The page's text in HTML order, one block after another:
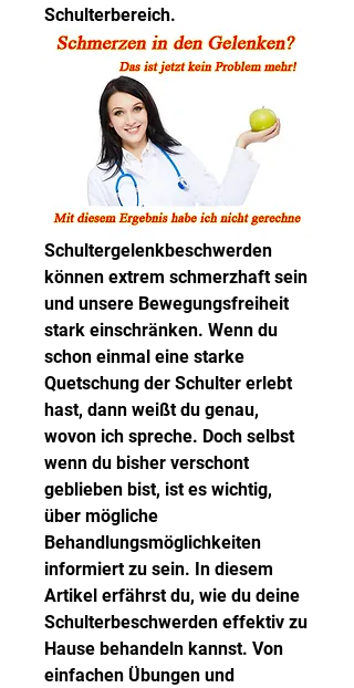
Schulterbereich.
Schultergelenkbeschwerden
können extrem schmerzhaft sein
und unsere Bewegungsfreiheit
stark einschränken. Wenn du
schon einmal eine starke
Quetschung der Schulter erlebt
hast, dann weißt du genau,
wovon ich spreche. Doch selbst
wenn du bisher verschont
geblieben bist, ist es wichtig,
über mögliche
Behandlungsmöglichkeiten
informiert zu sein. In diesem
Artikel erfährst du, wie du deine
Schulterbeschwerden effektiv zu
Hause behandeln kannst. Von
einfachen Übungen und